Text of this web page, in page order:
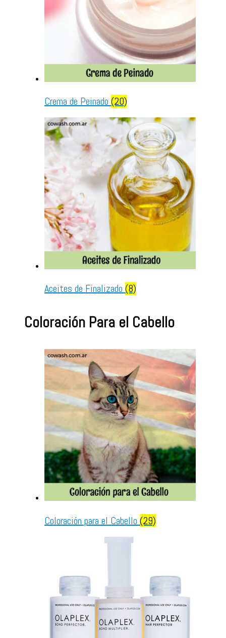
Crema de Peinado (20)
Aceites de Finalizado (8)
Coloración Para el Cabello
Coloración para el Cabello (29)